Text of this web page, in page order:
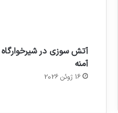
آتش سوزی در شیرخوارگاه
آمنه
16 ژوئن 2026